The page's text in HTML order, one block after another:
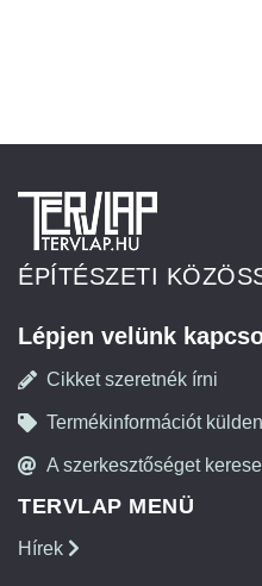
ÉPÍTÉSZETI
Lépjen velünk
Cikket szeretnék írni
Termékinformációt
A szerkesztőséget
TERVLAP MENÜ
Hírek